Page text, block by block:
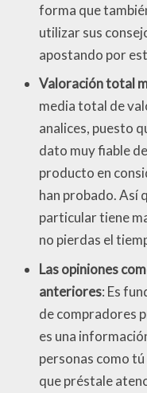
forma que
utilizar sus
apostando por
Valoración total
media total de
analices, puesto
dato muy fiable
producto en
han probado. Así
particular tiene
no pierdas el
Las opiniones
anteriores: Es
de compradores
es una
personas como
que préstale